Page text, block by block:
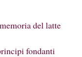
del latte
fondanti